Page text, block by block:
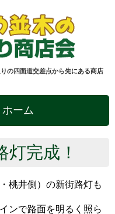
の四面道交差点から先にある商店
ホーム
完成！
桃井側）の新街路灯も
ンで路面を明るく照ら